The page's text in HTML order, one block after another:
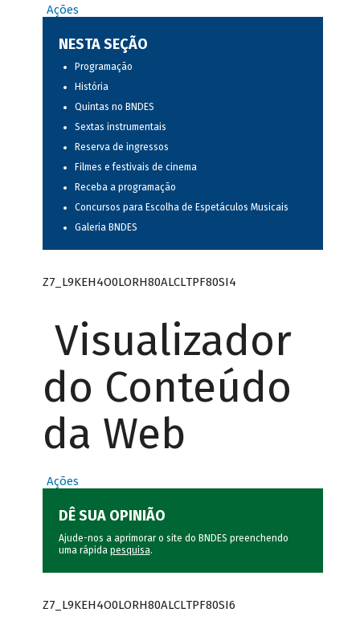
Ações
NESTA SEÇÃO
Programação
História
Quintas no BNDES
Sextas instrumentais
Reserva de ingressos
Filmes e festivais de cinema
Receba a programação
Concursos para Escolha de Espetáculos Musicais
Galeria BNDES
Z7_L9KEH4O0LORH80ALCLTPF80SI4
Visualizador
do Conteúdo
da Web
Ações
DÊ SUA OPINIÃO
Ajude-nos a aprimorar o site do BNDES preenchendo
uma rápida pesquisa.
Z7_L9KEH4O0LORH80ALCLTPF80SI6